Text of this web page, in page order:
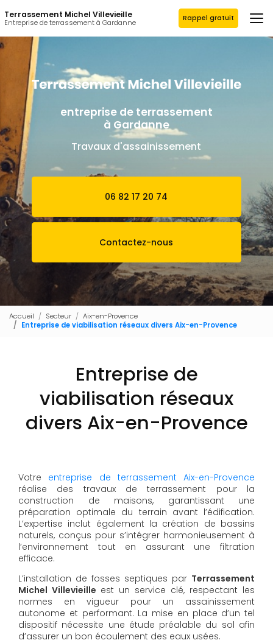
au
contenu
principal
Terrassement Michel Villevieille
Entreprise de terrassement à Gardanne Rappel gratuit
entreprise de terrassement
à Gardanne
Travaux d'assainissement
06 82 17 20 74
Contactez-nous
Accueil Secteur
Aix-en-Provence
Entreprise de viabilisation réseaux divers Aix-en-Provence
Entreprise de
viabilisation réseaux
divers Aix-en-Provence
Votre entreprise de terrassement Aix-en-Provence
réalise des travaux de terrassement pour la
construction de maisons, garantissant une
préparation optimale du terrain avant l’édification.
L’expertise inclut également la création de bassins
naturels, conçus pour s’intégrer harmonieusement à
l’environnement tout en assurant une filtration
efficace.
L’installation de fosses septiques par Terrassement
Michel Villevieille est un service clé, respectant les
normes en vigueur pour un assainissement
autonome et performant. La mise en place d’un tel
dispositif nécessite une étude préalable du sol afin
d’assurer un bon écoulement des eaux usées.